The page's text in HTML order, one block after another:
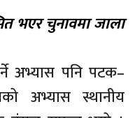
भएर चुनावमा जाला
अभ्यास पनि पटक–
अभ्यास स्थानीय